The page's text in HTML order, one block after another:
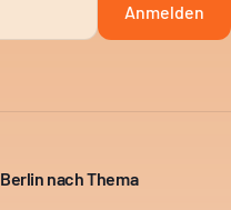
Anmelden
Berlin nach Thema